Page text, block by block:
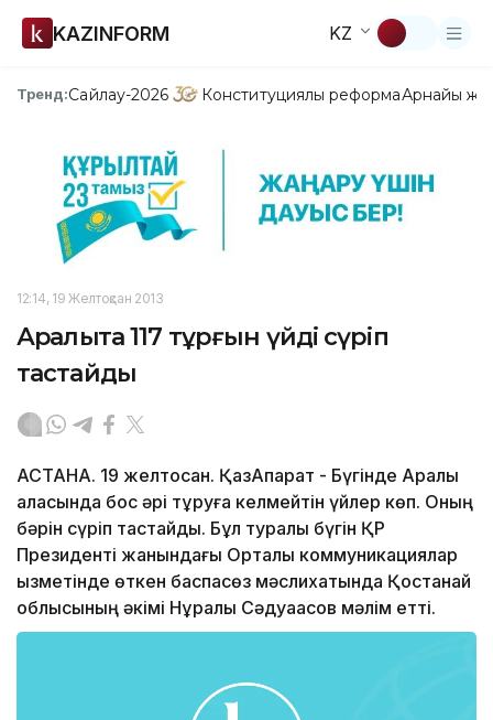
KAZINFORM KZ
Тренд:Сайлау-2026 Конституциялық реформаАрнайы
12:14, 19 Желтоқсан 2013
Арқалықта 117 тұрғын үйді сүріп
тастайды
АСТАНА. 19 желтоқсан. ҚазАқпарат - Бүгінде Арқалық
қаласында бос әрі тұруға келмейтін үйлер көп. Оның
бәрін сүріп тастайды. Бұл туралы бүгін ҚР
Президенті жанындағы Орталық коммуникациялар
қызметінде өткен баспасөз мәслихатында Қостанай
облысының әкімі Нұралы Сәдуақасов мәлім етті.